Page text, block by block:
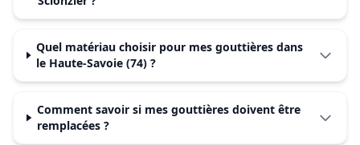
Quel matériau choisir pour mes gouttières dans
le Haute-Savoie (74) ?
Comment savoir si mes gouttières doivent être
remplacées ?